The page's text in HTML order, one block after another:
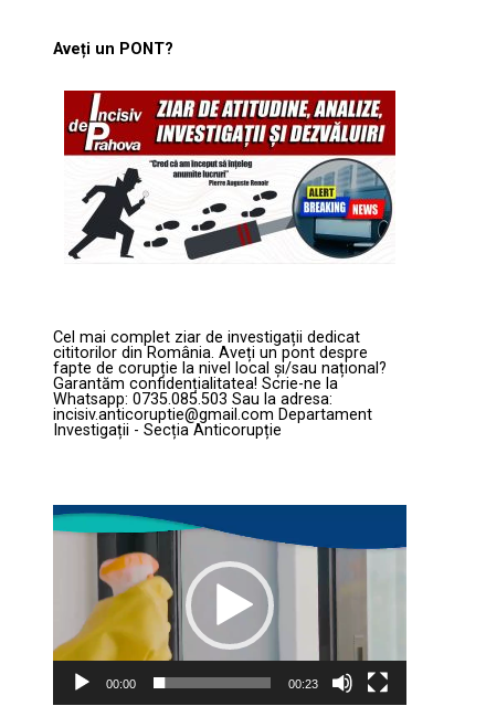
Aveți un PONT?
Cel mai complet ziar de investigații dedicat
cititorilor din România. Aveți un pont despre
fapte de corupție la nivel local și/sau național?
Garantăm confidențialitatea! Scrie-ne la
Whatsapp: 0735.085.503 Sau la adresa:
incisiv.anticoruptie@gmail.com Departament
Investigații - Secția Anticorupție
Player
video
00:00 00:23